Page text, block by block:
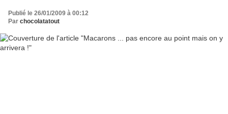
Publié le 26/01/2009 à 00:12
Par chocolatatout